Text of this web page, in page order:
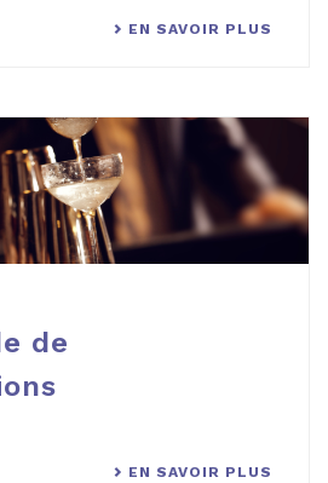
EN SAVOIR PLUS
de
EN SAVOIR PLUS